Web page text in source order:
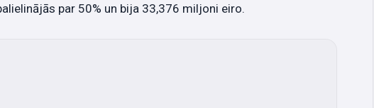
par 50% un bija 33,376 miljoni eiro.